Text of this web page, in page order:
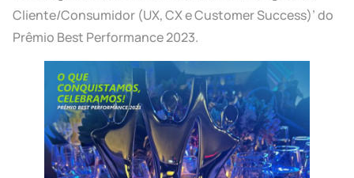
Cliente/Consumidor (UX, CX e Customer Success)’ do
Prêmio Best Performance 2023.